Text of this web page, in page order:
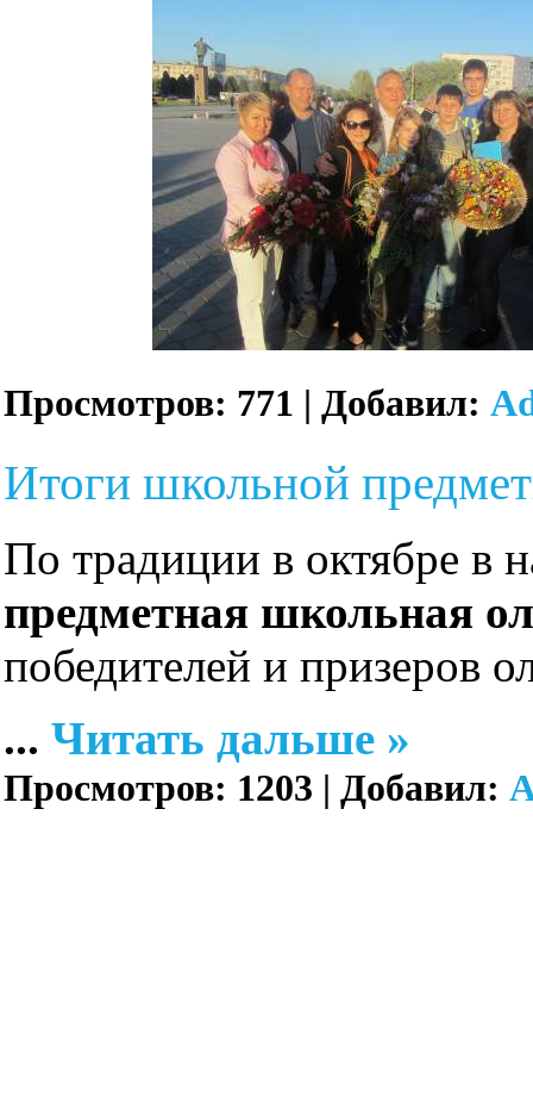
Просмотров: 771 | Добавил:
Итоги школьной
По традиции в октябре в
предметная школьная
победителей и призеров
... Читать дальше »
Просмотров: 1203 | Добавил: